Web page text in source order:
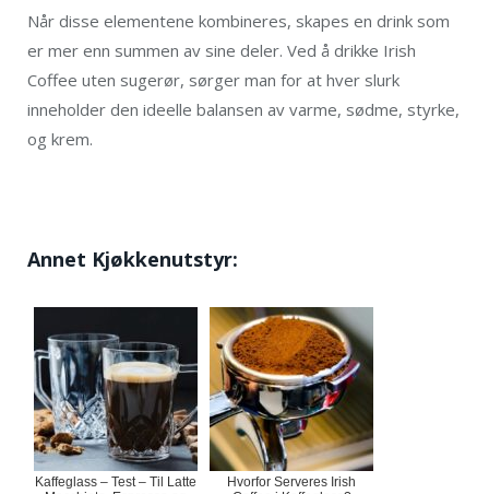
Når disse elementene kombineres, skapes en drink som
er mer enn summen av sine deler. Ved å drikke Irish
Coffee uten sugerør, sørger man for at hver slurk
inneholder den ideelle balansen av varme, sødme, styrke,
og krem.
Annet Kjøkkenutstyr:
Kaffeglass – Test – Til Latte
Hvorfor Serveres Irish